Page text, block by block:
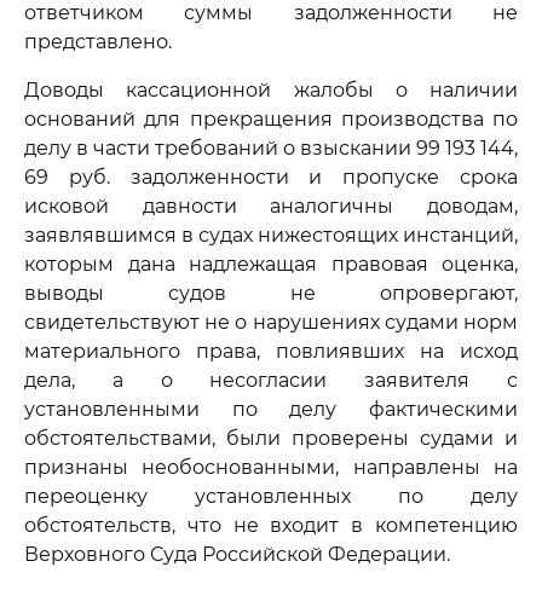
ответчиком суммы задолженности не
представлено.
Доводы кассационной жалобы о наличии
оснований для прекращения производства по
делу в части требований о взыскании 99 193 144,
69 руб. задолженности и пропуске срока
исковой давности аналогичны доводам,
заявлявшимся в судах нижестоящих инстанций,
которым дана надлежащая правовая оценка,
выводы судов не опровергают,
свидетельствуют не о нарушениях судами норм
материального права, повлиявших на исход
дела, а о несогласии заявителя с
установленными по делу фактическими
обстоятельствами, были проверены судами и
признаны необоснованными, направлены на
переоценку установленных по делу
обстоятельств, что не входит в компетенцию
Верховного Суда Российской Федерации.